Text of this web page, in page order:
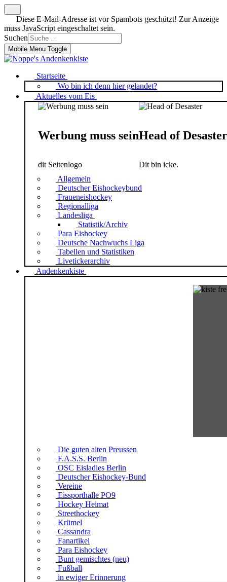
Diese E-Mail-Adresse ist vor Spambots geschützt! Zur Anzeige
muss JavaScript eingeschaltet sein.
Suchen
Mobile Menu Toggle
Startseite
Wo bin ich denn hier gelandet?
Aktuelles vom Eis
Werbung muss sein
dit Seitenlogo
Head of Desaster
Dit bin icke.
Allgemein
Deutscher Eishockeybund
Fraueneishockey
Regionalliga
Landesliga
Statistik/Archiv
Para Eishockey
Deutsche Nachwuchs Liga
Tabellen und Statistiken
Livetickerarchiv
Andenkenkiste
Die guten alten Preussen
F.A.S.S. Berlin
OSC Eisladies Berlin
Deutscher Eishockey-Bund
Vereine
Eissporthalle PO9
Hockey Heimat
Streethockey
Krümel
Cassandra
Fanartikel
Para Eishockey
Bunt gemischtes (neu)
Fußball
in ewiger Erinnerung